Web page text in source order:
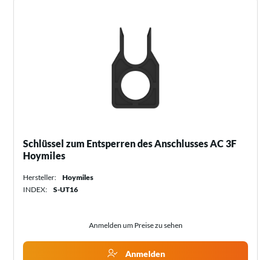
Schlüssel zum Entsperren des Anschlusses AC 3F
Hoymiles
Hersteller:
Hoymiles
INDEX:
S-UT16
Anmelden um Preise zu sehen
Anmelden